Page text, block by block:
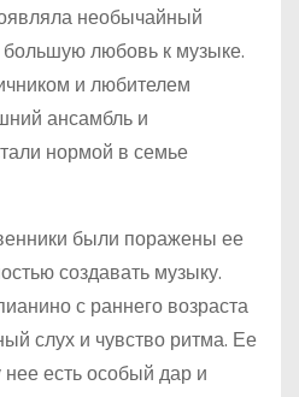
необычайный
любовь к музыке.
и любителем
ансамбль и
нормой в семье
были поражены ее
создавать музыку.
с раннего возраста
слух и чувство ритма. Ее
нее есть особый дар и